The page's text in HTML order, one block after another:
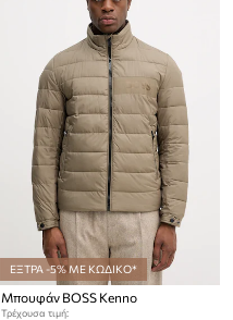
ΕΞΤΡΑ -5% ΜΕ ΚΩΔΙΚΟ*
Μπουφάν BOSS Kenno
Τρέχουσα τιμή: